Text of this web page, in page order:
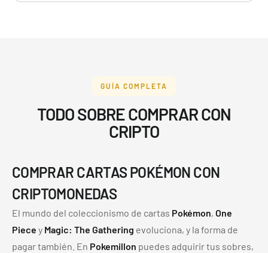
GUÍA COMPLETA
TODO SOBRE COMPRAR CON
CRIPTO
COMPRAR CARTAS POKÉMON CON
CRIPTOMONEDAS
El mundo del coleccionismo de cartas Pokémon,One
Piece y Magic: The Gathering evoluciona, y la forma de
pagar también. En Pokemillon puedes adquirir tus sobres,